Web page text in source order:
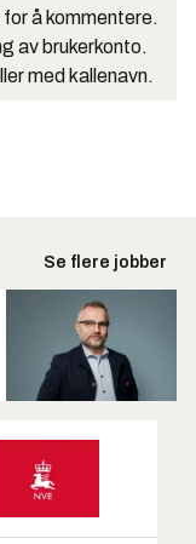
å kommentere.
av brukerkonto.
med kallenavn.
Se flere jobber